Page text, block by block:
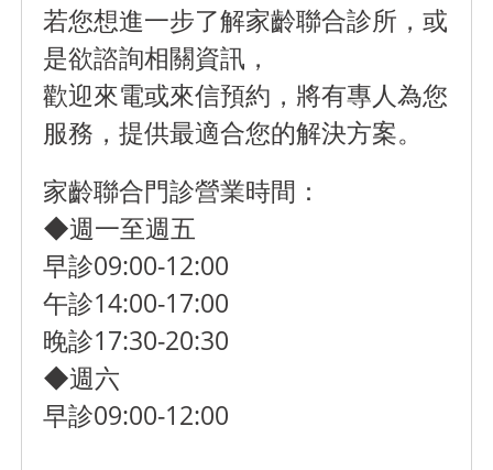
若您想進一步了解家齡聯合診所，或
是欲諮詢相關資訊，
歡迎來電或來信預約，將有專人為您
服務，提供最適合您的解決方案。
家齡聯合門診營業時間：
◆週一至週五
早診09:00-12:00
午診14:00-17:00
晚診17:30-20:30
◆週六
早診09:00-12:00